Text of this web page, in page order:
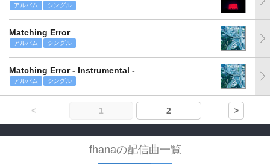
アルバム シングル
Matching Error
アルバム シングル
Matching Error - Instrumental -
アルバム シングル
< 1 2 >
fhanaの配信曲一覧